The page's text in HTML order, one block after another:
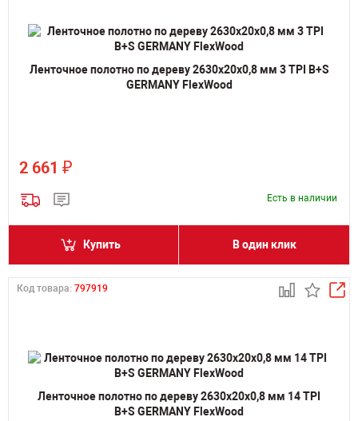
Ленточное полотно по дереву 2630х20х0,8 мм 3 TPI B+S
GERMANY FlexWood
2 661 ₽
Есть в наличии
Купить В один клик
Код товара: 797919
Ленточное полотно по дереву 2630х20х0,8 мм 14 TPI
B+S GERMANY FlexWood